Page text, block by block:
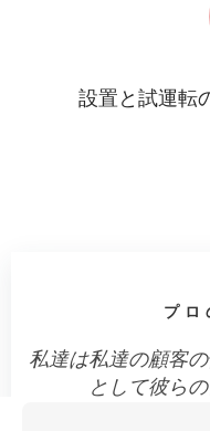
設置と試運転
プロ
私達は私達の顧客
として彼ら